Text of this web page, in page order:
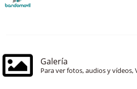
Galería
Para ver fotos, audios y vídeos,